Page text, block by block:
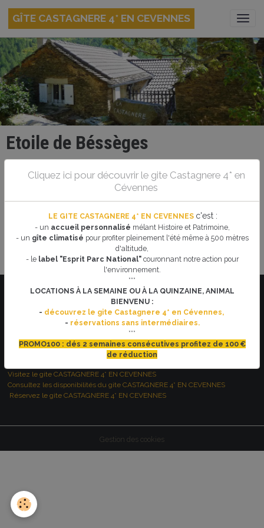
GÎTE CASTAGNERE 4* EN CEVENNES
Etoile de Béssèges
Le 05/02/2023
1ère course cycliste de la saison. Du mercredi 1er au dimanche 5 février,
53ème édition de l’Etoile de Bessèges. Organisation: Union Cycliste
Bessegeoise. Contact: 04 66 25 29 09
VOUS RECHERCHEZ UNE LOCATION DE VACANCES DANS LES
Visitez le gite CASTAGNERE 4* EN CEVENNES
Consultez les disponibilités du gite CASTAGNERE 4* EN CEVENNES
Réservez le gite CASTAGNERE 4* EN CEVENNES
Gestion des cookies
Cliquez ici pour découvrir le gite Castagnere 4* en
Cévennes
LE GITE CASTAGNERE 4* EN CEVENNES c'est :
- un accueil personnalisé mélant Histoire et Patrimoine,
- un gîte climatisé pour profiter pleinement l'été même à 500 mètres
d'altitude,
- le label "Esprit Parc National"couronnant notre action pour
l'environnement.
***
LOCATIONS À LA SEMAINE OU À LA QUINZAINE, ANIMAL
BIENVENU :
- découvrez le gite Castagnere 4* en Cévennes,
- réservations sans intermédiaires.
***
PROMO100 : dés 2 semaines consécutives profitez de 100 €
de réduction